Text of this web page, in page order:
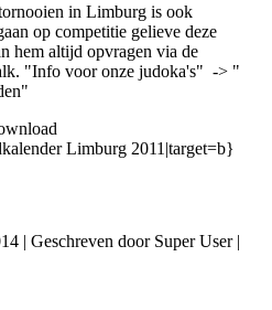
in Limburg is ook
op competitie gelieve deze
hem altijd opvragen via de
"Info voor onze judoka's" -> "
Limburg 2011|target=b}
| Geschreven door Super User|